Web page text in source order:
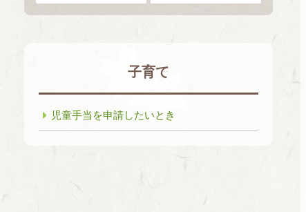
子育て
児童手当を申請したいとき